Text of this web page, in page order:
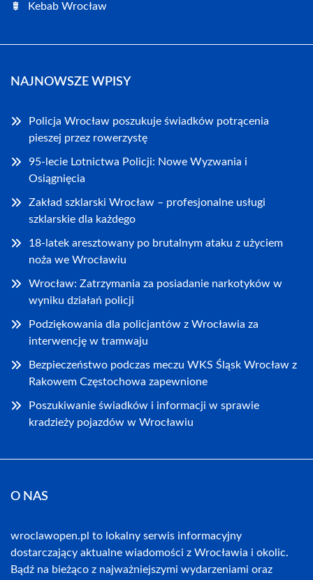
Kebab Wrocław
NAJNOWSZE WPISY
Policja Wrocław poszukuje świadków potrącenia
pieszej przez rowerzystę
95-lecie Lotnictwa Policji: Nowe Wyzwania i
Osiągnięcia
Zakład szklarski Wrocław – profesjonalne usługi
szklarskie dla każdego
18-latek aresztowany po brutalnym ataku z użyciem
noża we Wrocławiu
Wrocław: Zatrzymania za posiadanie narkotyków w
wyniku działań policji
Podziękowania dla policjantów z Wrocławia za
interwencję w tramwaju
Bezpieczeństwo podczas meczu WKS Śląsk Wrocław z
Rakowem Częstochowa zapewnione
Poszukiwanie świadków i informacji w sprawie
kradzieży pojazdów w Wrocławiu
O NAS
wroclawopen.pl to lokalny serwis informacyjny
dostarczający aktualne wiadomości z Wrocławia i okolic.
Bądź na bieżąco z najważniejszymi wydarzeniami oraz